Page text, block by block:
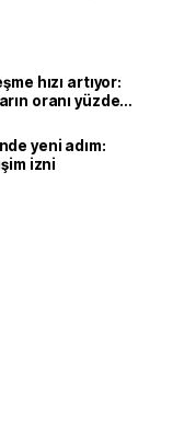
hızı artıyor:
oranı yüzde
yeni adım:
izni